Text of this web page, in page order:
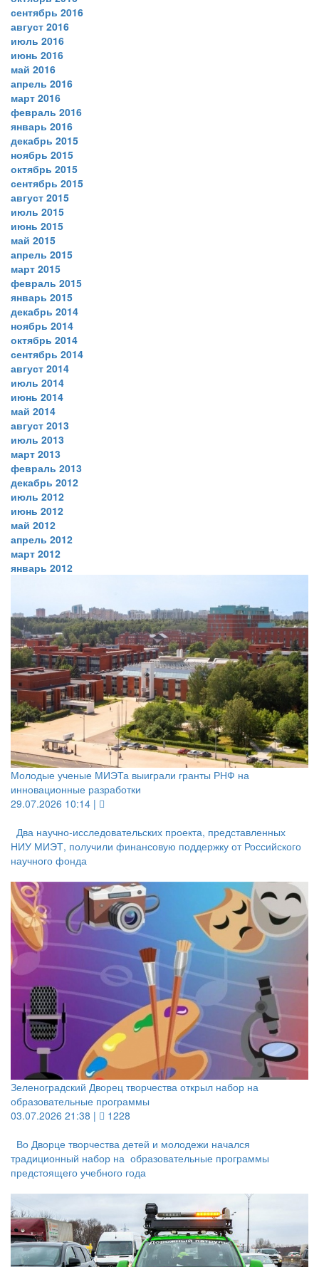
сентябрь 2016
август 2016
июль 2016
июнь 2016
май 2016
апрель 2016
март 2016
февраль 2016
январь 2016
декабрь 2015
ноябрь 2015
октябрь 2015
сентябрь 2015
август 2015
июль 2015
июнь 2015
май 2015
апрель 2015
март 2015
февраль 2015
январь 2015
декабрь 2014
ноябрь 2014
октябрь 2014
сентябрь 2014
август 2014
июль 2014
июнь 2014
май 2014
август 2013
июль 2013
март 2013
февраль 2013
декабрь 2012
июль 2012
июнь 2012
май 2012
апрель 2012
март 2012
январь 2012
Молодые ученые МИЭТа выиграли гранты РНФ на
инновационные разработки
29.07.2026 10:14 |
Два научно-исследовательских проекта, представленных
НИУ МИЭТ, получили финансовую поддержку от Российского
научного фонда
Зеленоградский Дворец творчества открыл набор на
образовательные программы
03.07.2026 21:38 |
1228
Во Дворце творчества детей и молодежи начался
традиционный набор на образовательные программы
предстоящего учебного года